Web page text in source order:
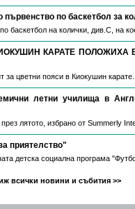
първенство по баскетбол за
баскетбол на колички, див.С, на
КАРАТЕ ПОЛОЖИХА
цветни пояси в Киокушин
летни училища в
лятото, избрано от Summerly
приятелство"
детска социална програма
всички новини и събития >>